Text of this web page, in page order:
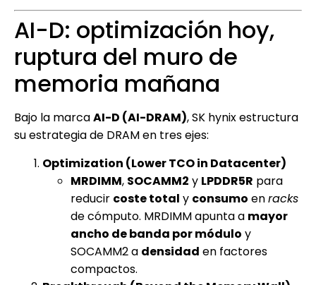
AI-D: optimización hoy,
ruptura del muro de
memoria mañana
Bajo la marcaAI-D (AI-DRAM), SK hynix estructura
su estrategia de DRAM en tres ejes:
Optimization (Lower TCO in Datacenter)
MRDIMM, SOCAMM2 y LPDDR5R para
reducir coste total y consumo enracks
de cómputo. MRDIMM apunta a mayor
ancho de banda por módulo y
SOCAMM2 a densidad en factores
compactos.